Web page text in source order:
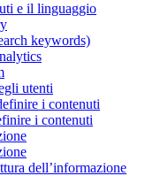
e il linguaggio
keywords)
utenti
i contenuti
i contenuti
dell’informazione